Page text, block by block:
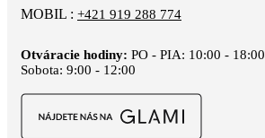
MOBIL : +421 919 288 774
Otváracie hodiny: PO - PIA: 10:00 - 18:00
Sobota: 9:00 - 12:00